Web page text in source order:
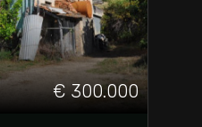
€ 300.000